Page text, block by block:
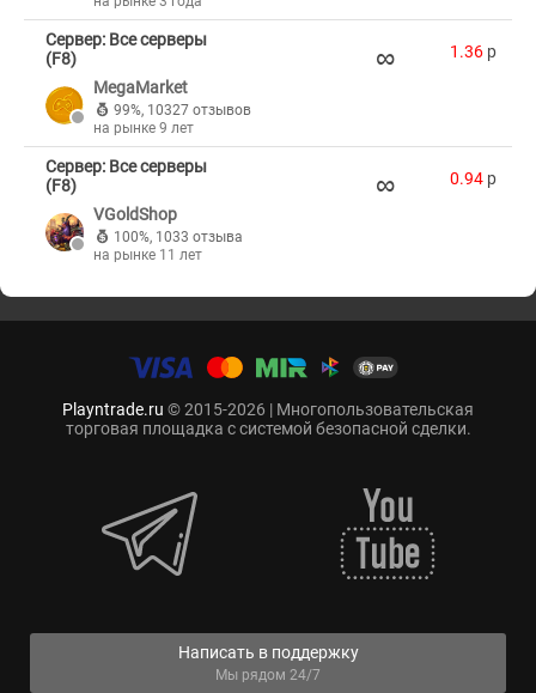
Сервер: Все серверы
(F8)
MegaMarket
99%, 10327 отзывов
на рынке 9 лет
∞ 1.36 p
Сервер: Все серверы
(F8)
VGoldShop
100%, 1033 отзыва
на рынке 11 лет
∞ 0.94 p
Playntrade.ru © 2015-2026 | Многопользовательская
торговая площадка с системой безопасной сделки.
Написать в поддержку
Мы рядом 24/7